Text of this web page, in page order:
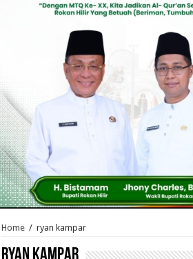
Home / ryan kampar